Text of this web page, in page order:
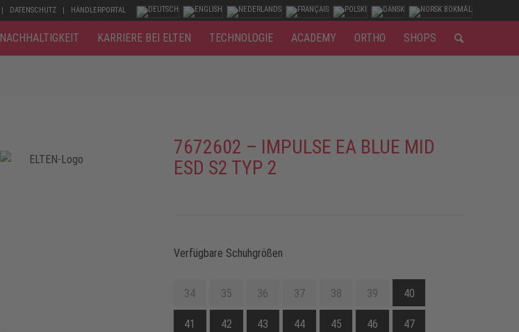
DATENSCHUTZ HÄNDLERPORTAL
NACHHALTIGKEIT KARRIERE BEI ELTEN TECHNOLOGIE ACADEMY ORTHO SHOPS
7672602 – IMPULSE EA BLUE MID
ESD S2 TYP 2
Verfügbare Schuhgrößen
34 35 36 37 38 39 40
41 42 43 44 45 46 47